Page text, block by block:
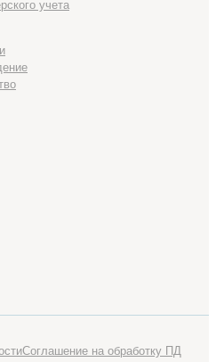
учета
Соглашение на обработку ПД